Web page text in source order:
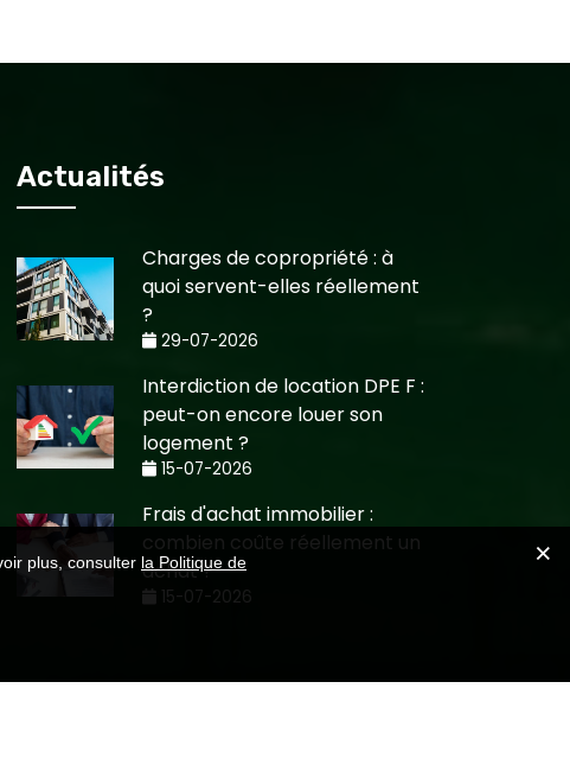
Actualités
Charges de copropriété : à
quoi servent-elles réellement
?
29-07-2026
Interdiction de location DPE F :
peut-on encore louer son
logement ?
15-07-2026
Frais d'achat immobilier :
combien coûte réellement un
achat ?
15-07-2026
plus, consulter la Politique de